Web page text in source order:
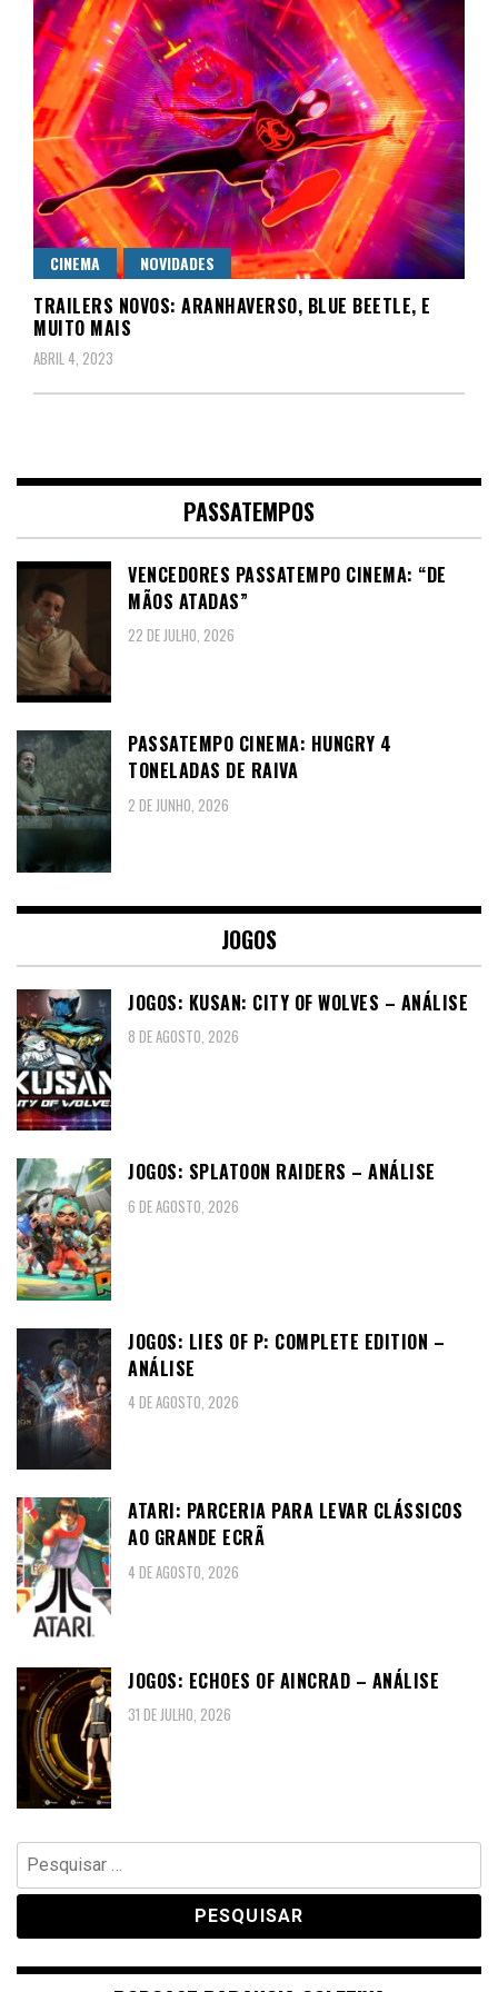
CINEMA NOVIDADES
TRAILERS NOVOS: ARANHAVERSO, BLUE BEETLE, E
MUITO MAIS
ABRIL 4, 2023
PASSATEMPOS
VENCEDORES PASSATEMPO CINEMA: “DE
MÃOS ATADAS”
22 DE JULHO, 2026
PASSATEMPO CINEMA: HUNGRY 4
TONELADAS DE RAIVA
2 DE JUNHO, 2026
JOGOS
JOGOS: KUSAN: CITY OF WOLVES – ANÁLISE
8 DE AGOSTO, 2026
JOGOS: SPLATOON RAIDERS – ANÁLISE
6 DE AGOSTO, 2026
JOGOS: LIES OF P: COMPLETE EDITION –
ANÁLISE
4 DE AGOSTO, 2026
ATARI: PARCERIA PARA LEVAR CLÁSSICOS
AO GRANDE ECRÃ
4 DE AGOSTO, 2026
JOGOS: ECHOES OF AINCRAD – ANÁLISE
31 DE JULHO, 2026
Pesquisar
por: